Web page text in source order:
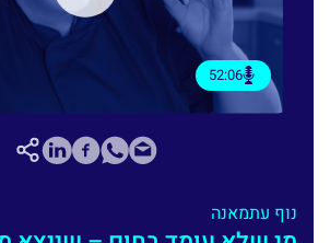
52:06
נוף עתמאנה